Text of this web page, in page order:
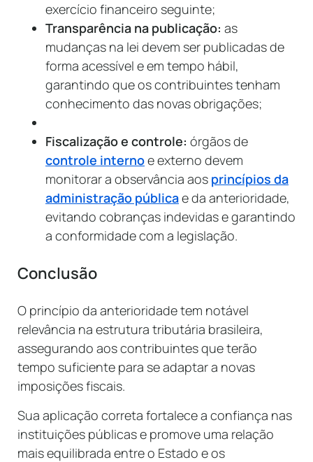
exercício financeiro seguinte;
Transparência na publicação: as
mudanças na lei devem ser publicadas de
forma acessível e em tempo hábil,
garantindo que os contribuintes tenham
conhecimento das novas obrigações;
Fiscalização e controle: órgãos de
controle internoe externo devem
monitorar a observância aos princípios da
administração públicae da anterioridade,
evitando cobranças indevidas e garantindo
a conformidade com a legislação.
Conclusão
O princípio da anterioridade tem notável
relevância na estrutura tributária brasileira,
assegurando aos contribuintes que terão
tempo suficiente para se adaptar a novas
imposições fiscais.
Sua aplicação correta fortalece a confiança nas
instituições públicas e promove uma relação
mais equilibrada entre o Estado e os